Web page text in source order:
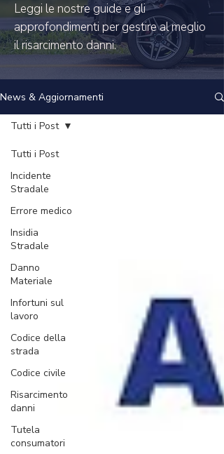
Leggi le nostre guide e gli
approfondimenti per gestire al meglio
il risarcimento danni.
News & Aggiornamenti
Tutti i Post
Incidente
Stradale
Errore medico
Insidia
Stradale
Danno
Materiale
Infortuni sul
lavoro
Codice della
strada
Codice civile
Risarcimento
danni
Tutela
consumatori
Tutti i Post